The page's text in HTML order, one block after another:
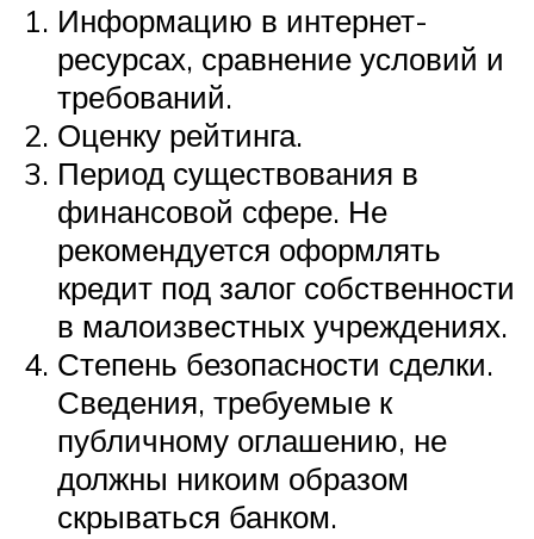
Информацию в интернет-
ресурсах, сравнение условий и
требований.
Оценку рейтинга.
Период существования в
финансовой сфере. Не
рекомендуется оформлять
кредит под залог собственности
в малоизвестных учреждениях.
Степень безопасности сделки.
Сведения, требуемые к
публичному оглашению, не
должны никоим образом
скрываться банком.